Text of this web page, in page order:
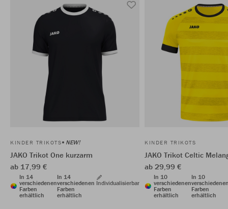
KINDER TRIKOTS NEW!
JAKO Trikot One kurzarm
ab 17,99 €
In 14
verschiedenen
Farben
erhältlich
In 14
verschiedenen
Farben
erhältlich
Individualisierbar
KINDER TRIKOTS
JAKO Trikot Celtic
ab 29,99 €
In 10
verschiedenen
Farben
erhältlich
In 10
Farben
erhältlich